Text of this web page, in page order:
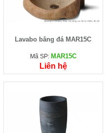
Lavabo bằng đá MAR15C
Mã SP: MAR15C
Liên hệ